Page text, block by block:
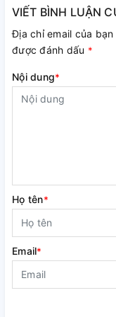
VIẾT BÌNH LUẬN
Địa chỉ email của
được đánh dấu *
Nội dung*
Họ tên*
Email*